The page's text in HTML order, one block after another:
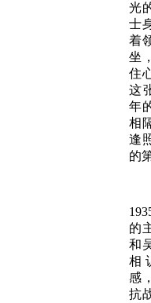
光
士
着
坐
住
这
年
相
逢
的
的
和
相
感
抗